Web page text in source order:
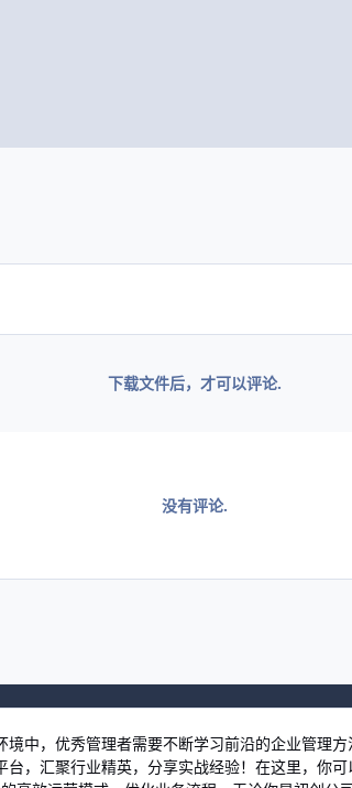
下载文件后，才可以评论.
没有评论.
中，优秀管理者需要不断学习前沿的企业管理
汇聚行业精英，分享实战经验！在这里，你